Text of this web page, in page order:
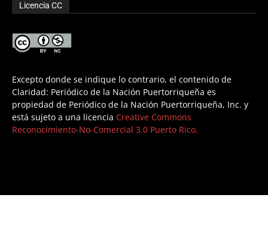
Licencia CC
Excepto donde se indique lo contrario, el contenido de
Claridad: Periódico de la Nación Puertorriqueña es
propiedad de Periódico de la Nación Puertorriqueña, Inc. y
está sujeto a una licencia Creative Commons
Reconocimiento-No-Comercial 3.0 Puerto Rico.